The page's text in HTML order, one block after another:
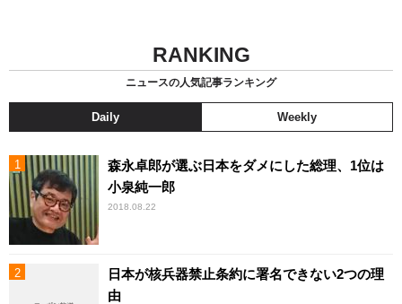
RANKING
ニュースの人気記事ランキング
Daily Weekly
森永卓郎が選ぶ日本をダメにした総理、1位は
小泉純一郎
2018.08.22
日本が核兵器禁止条約に署名できない2つの理
由